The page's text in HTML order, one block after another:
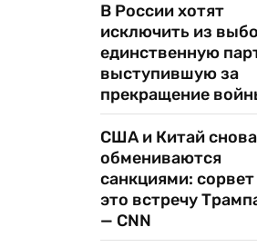
В России хотят
исключить из
единственную
выступившую за
прекращение
США и Китай снова
обмениваются
санкциями:
это встречу
— CNN